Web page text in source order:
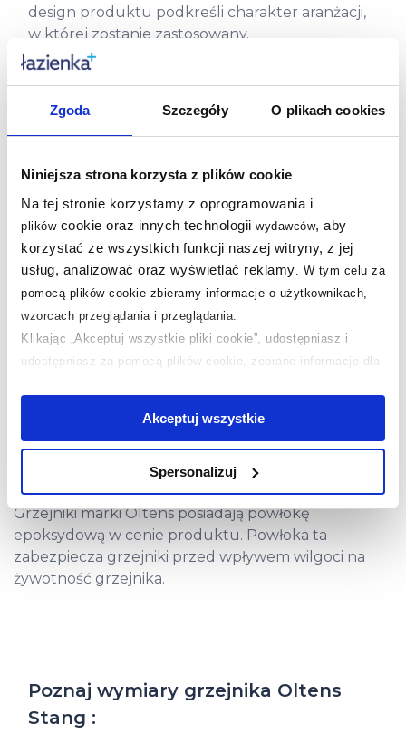
Zgoda Szczegóły O plikach cookies
Niniejsza strona korzysta z plików cookie
Na tej stronie korzystamy z oprogramowania i
plikówcookie oraz innych technologii wydawców, aby
korzystać ze wszystkich funkcji naszej witryny, z jej
usług, analizować oraz wyświetlać reklamy
W tym celu za
pomocą plików cookie zbieramy informacje o użytkownikach,
wzorcach przeglądania i przeglądania.
Klikając „Akceptuj wszystkie pliki cookie”, udostępniasz i
udostępniasz za pomocą plików cookie, zebrane informacje dla
użytkowników zewnętrznych, a także nasi partnerzy reklamowi.
jednak, że zablokowane niektóre pliki cookie mogą mieć wpływ
na sposób dostarczania treści niedostosowanych do potrzeb
Aby uzyskać więcej informacji na temat plików plików cookie,
kliknij „Ustawienia plików cookie”.Jeśli chcesz uzyskać więcej
informacji na temat plików cookie i tego, dlaczego ich przepisy,
przejdź do zakładek „Informacje o plikach cookie”.
Akceptuj wszystkie
Spersonalizuj
design produktu podkreśli charakter aranżacji,
w której zostanie zastosowany.
ShieldCoat - trwałość na lata
Grzejniki marki Oltens posiadają powłokę
epoksydową w cenie produktu. Powłoka ta
zabezpiecza grzejniki przed wpływem wilgoci na
żywotność grzejnika.
Poznaj wymiary grzejnika Oltens
Stang :